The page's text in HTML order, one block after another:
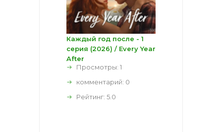
Каждый год после - 1
серия (2026) / Every Year
After
Просмотры: 1
комментарий: 0
Рейтинг: 5.0